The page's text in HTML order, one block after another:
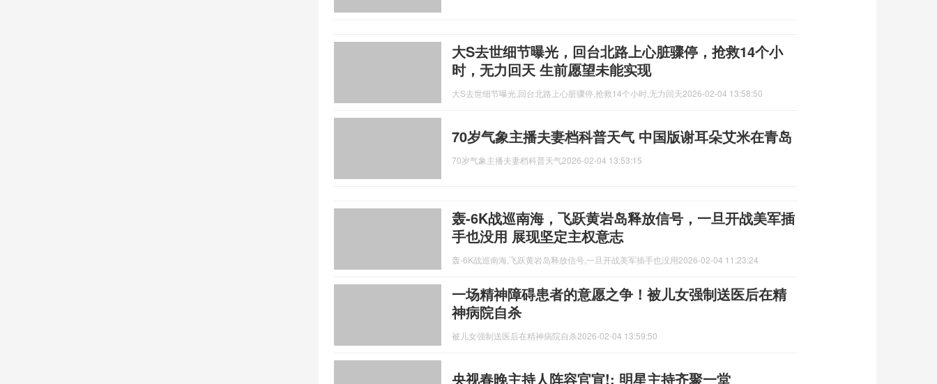
大S去世细节曝光，回台北路上心脏骤停，抢救14个小
时，无力回天 生前愿望未能实现
大S去世细节曝光,回台北路上心脏骤停,抢救14个小时,无力回天2026-02-04 13:58:50
70岁气象主播夫妻档科普天气 中国版谢耳朵艾米在青岛
70岁气象主播夫妻档科普天气2026-02-04 13:53:15
轰-6K战巡南海，飞跃黄岩岛释放信号，一旦开战美军插
手也没用 展现坚定主权意志
轰-6K战巡南海,飞跃黄岩岛释放信号,一旦开战美军插手也没用2026-02-04 11:23:24
一场精神障碍患者的意愿之争！被儿女强制送医后在精
神病院自杀
被儿女强制送医后在精神病院自杀2026-02-04 13:59:50
央视春晚主持人阵容官宣!: 明星主持齐聚一堂